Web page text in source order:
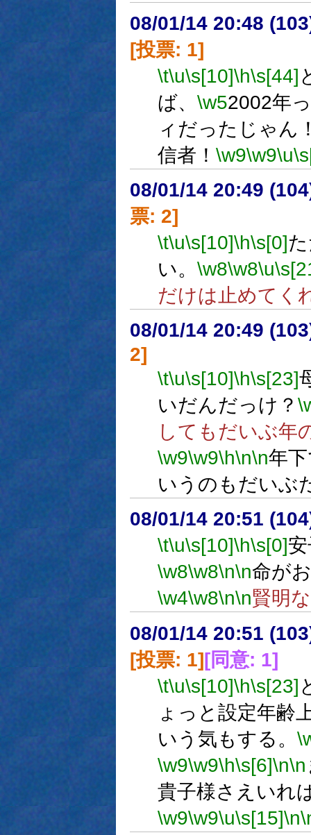
08/01/14 20:48
[投票: 1]
\t\u\s[10]\h\s[44]
ば、 \w52002年
ィだったじゃん
信者！ \w9\w9\u
08/01/14 20:49
票: 2]
\t\u\s[10]\h\s[0]
い。 \w8\w8\u
だけは止めてく
08/01/14 20:49
2]
\t\u\s[10]\h\s[23]
いだんだっけ？
してもだいぶ年
\w9\w9\h\n\n年
いうのもだいぶ
08/01/14 20:51
\t\u\s[10]\h\s[0]
\w8\w8\n\n命が
\w4\w8\n\n賢明
08/01/14 20:51
[投票: 1][同意: 1]
\t\u\s[10]\h\s[23]
ょっと設定年齢
いう気もする。
\w9\w9\h\s[6]\n\n
貴子様さえいれ
\w9\w9\u\s[15]\n